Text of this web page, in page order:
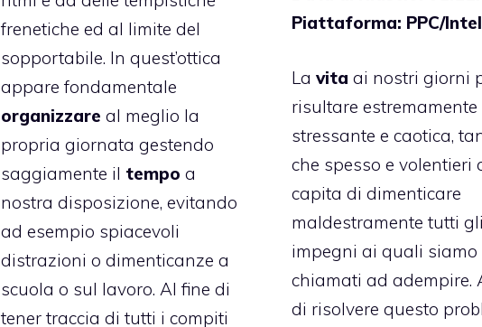
frenetiche ed al limite del
sopportabile. In quest’ottica
appare fondamentale
organizzare al meglio la
propria giornata gestendo
saggiamente il tempo a
nostra disposizione, evitando
ad esempio spiacevoli
distrazioni o dimenticanze a
scuola o sul lavoro. Al fine di
tener traccia di tutti i compiti
Piattaforma: PPC/Intel
Lavita ai nostri giorni
risultare estremamente
stressante e caotica,
che spesso e volentieri
capita di dimenticare
maldestramente tutti
impegni ai quali siamo
chiamati ad adempire.
di risolvere questo